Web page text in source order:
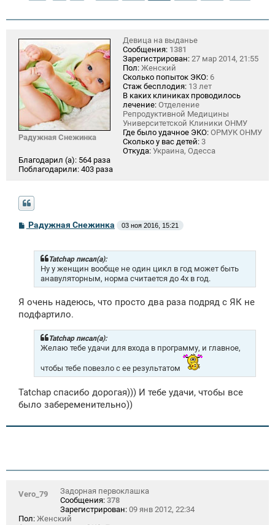
Радужная Снежинка
Девица на выданье
Сообщения: 1381
Зарегистрирован: 27 мар 2014, 21:55
Пол: Женский
Сколько попыток ЭКО: 6
Стаж бесплодия: 13 лет
В каких клиниках проводилось
лечение: Отделение
Репродуктивной Медицины
Университетской Клиники ОНМУ
Где было удачное ЭКО: ОРМУК ОНМУ
Сколько у вас детей: 3
Откуда: Украина, Одесса
Благодарил (а): 564 раза
Поблагодарили: 403 раза
СРадужная Снежинка 03 ноя 2016, 15:21
Tatchap писал(а):
Ну у женщин вообще не один цикл в год может быть
анавуляторным, норма считается до 4х в год.
Я очень надеюсь, что просто два раза подряд с ЯК не
подфартило.
Tatchap писал(а):
Желаю тебе удачи для входа в программу, и главное,
чтобы тебе повезло с ее результатом
Tatchap спасибо дорогая))) И тебе удачи, чтобы все
было забеременительно))
Vero_79
Задорная первоклашка
Сообщения: 378
Зарегистрирован: 09 янв 2012, 22:34
Пол: Женский